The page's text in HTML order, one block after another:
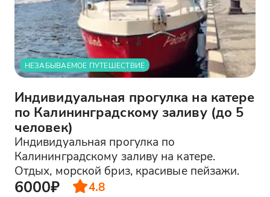
НЕЗАБЫВАЕМОЕ ПУТЕШЕСТВИЕ
Индивидуальная прогулка на катере
по Калининградскому заливу (до 5
человек)
Индивидуальная прогулка по
Калининградскому заливу на катере.
Отдых, морской бриз, красивые пейзажи.
6000₽ 4.8